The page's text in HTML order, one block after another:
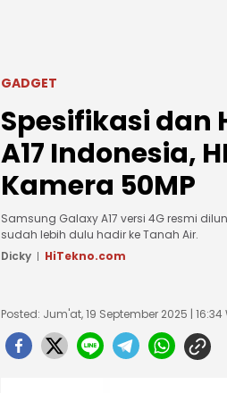
GADGET
Spesifikasi dan
A17 Indonesia,
Kamera 50MP
Samsung Galaxy A17 versi 4G resmi
sudah lebih dulu hadir ke Tanah Air.
Dicky
HiTekno.com
Posted: Jum'at, 19 September 2025 | 16:34